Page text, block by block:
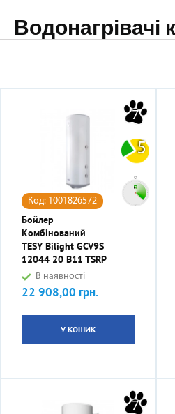
Водонагрівачі
7
5
Код: 1001826572
Бойлер
Комбінований
TESY Bilight GCV9S
12044 20 B11 TSRP
В наявності
Ціна
22 908,00 грн.
У КОШИК
7